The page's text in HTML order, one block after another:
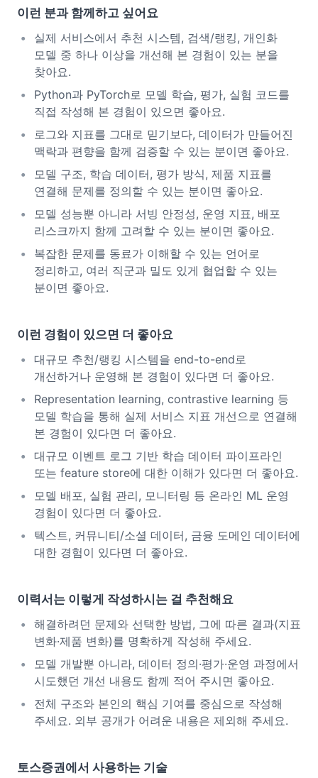
이런 분과 함께하고 싶어요
실제 서비스에서 추천 시스템, 검색/랭킹, 개인화
모델 중 하나 이상을 개선해 본 경험이 있는 분을
찾아요.
Python과 PyTorch로 모델 학습, 평가, 실험 코드를
직접 작성해 본 경험이 있으면 좋아요.
로그와 지표를 그대로 믿기보다, 데이터가 만들어진
맥락과 편향을 함께 검증할 수 있는 분이면 좋아요.
모델 구조, 학습 데이터, 평가 방식, 제품 지표를
연결해 문제를 정의할 수 있는 분이면 좋아요.
모델 성능뿐 아니라 서빙 안정성, 운영 지표, 배포
리스크까지 함께 고려할 수 있는 분이면 좋아요.
복잡한 문제를 동료가 이해할 수 있는 언어로
정리하고, 여러 직군과 밀도 있게 협업할 수 있는
분이면 좋아요.
이런 경험이 있으면 더 좋아요
대규모 추천/랭킹 시스템을 end-to-end로
개선하거나 운영해 본 경험이 있다면 더 좋아요.
Representation learning, contrastive learning 등
모델 학습을 통해 실제 서비스 지표 개선으로 연결해
본 경험이 있다면 더 좋아요.
대규모 이벤트 로그 기반 학습 데이터 파이프라인
또는 feature store에 대한 이해가 있다면 더 좋아요.
모델 배포, 실험 관리, 모니터링 등 온라인 ML 운영
경험이 있다면 더 좋아요.
텍스트, 커뮤니티/소셜 데이터, 금융 도메인 데이터에
대한 경험이 있다면 더 좋아요.
이력서는 이렇게 작성하시는 걸 추천해요
해결하려던 문제와 선택한 방법, 그에 따른 결과(지표
변화·제품 변화)를 명확하게 작성해 주세요.
모델 개발뿐 아니라, 데이터 정의·평가·운영 과정에서
시도했던 개선 내용도 함께 적어 주시면 좋아요.
전체 구조와 본인의 핵심 기여를 중심으로 작성해
주세요. 외부 공개가 어려운 내용은 제외해 주세요.
토스증권에서 사용하는 기술